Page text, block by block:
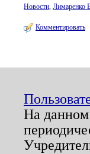
Новости, Лимаренко
Комментировать
На данном